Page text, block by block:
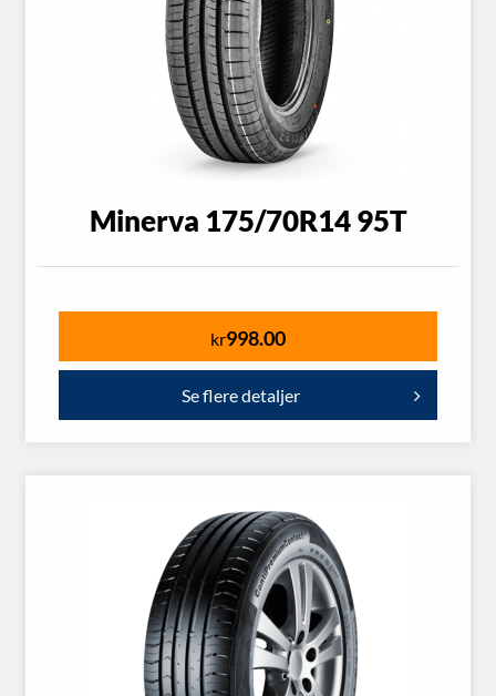
Minerva 175/70R14 95T
kr998.00
Se flere detaljer